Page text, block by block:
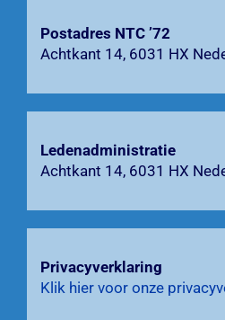
Zoeken
naar:
Postadres NTC ’72
Achtkant 14, 6031 HX
Ledenadministratie
Achtkant 14, 6031 HX
Privacyverklaring
Klik hier voor onze